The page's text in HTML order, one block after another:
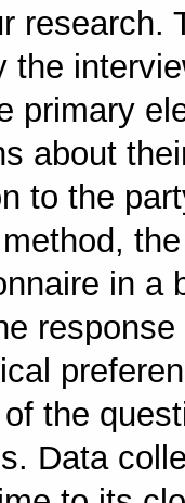
research.
the
primary
about
to the
in a
the
Data